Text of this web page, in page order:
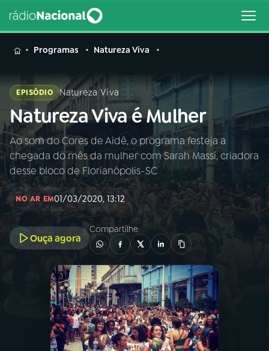
MENU
Buscar
na
Rádio
Nacional
Buscar
AO VIVO
PROGRAMAÇÃO
PROGRAMAS
Programas Natureza Viva
EPISÓDIO Natureza Viva
Natureza Viva é Mulher
Ao som do Cores de Aidê, o programa festeja a
chegada do mês da mulher com Sarah Massí, criadora
desse bloco de Florianópolis-SC
NO AR EM01/03/2020, 13:12
Ouça agora
Compartilhe